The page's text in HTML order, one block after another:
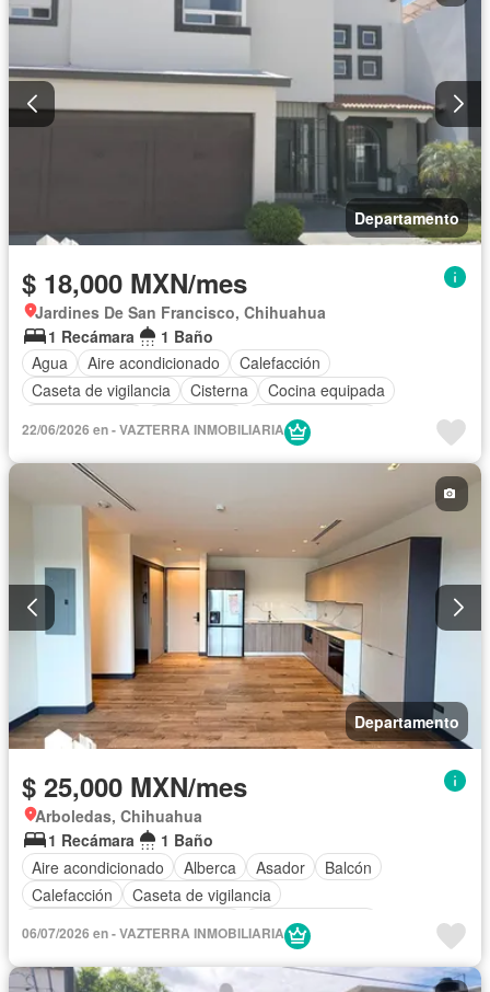
Departamento
$ 18,000 MXN/mes
Jardines De San Francisco, Chihuahua
1 Recámara
1 Baño
Agua
Aire acondicionado
Calefacción
Caseta de vigilancia
Cisterna
Cocina equipada
Estacionamiento
Completamente amueblado
22/06/2026 en - VAZTERRA INMOBILIARIA
Departamento
$ 25,000 MXN/mes
Arboledas, Chihuahua
1 Recámara
1 Baño
Aire acondicionado
Alberca Asador
Balcón
Calefacción
Caseta de vigilancia
Cocina equipada
Estacionamiento
Gas natural
Recámara con closet
Sin amueblar
06/07/2026 en - VAZTERRA INMOBILIARIA